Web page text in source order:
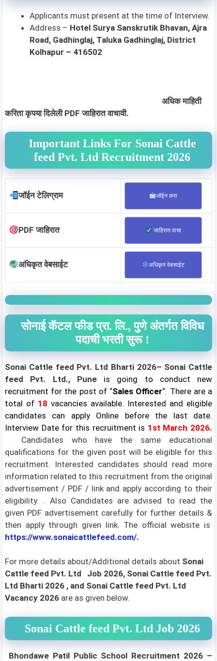
Applicants must present at the time of Interview.
Address – Hotel Surya Sanskrutik Bhavan, Ajra
Road, Gadhinglaj, Taluka Gadhinglaj, District
Kolhapur – 416502
अधिक माहिती
करिता कृपया दिलेली PDF जाहिरात वाचावी.
Important Links For Sonai Cattle
feed Pvt. Ltd Recruitment 2026
जॉईन टेलिग्राम जॉईन करा
PDF जाहिरात जाहिरात वाचा
अधिकृत वेबसाईट अधिकृत वेबसाईट
सोनाई कॅटल फीड प्रा. लि., पुणे अंतर्गत विविध
पदाची भरती सुरू !
Sonai Cattle feed Pvt. Ltd Bharti 2026– Sonai Cattle
feed Pvt. Ltd., Puneis going to conduct new
recruitment for the post of “Sales Officer“. There are a
total of 18 vacancies available. Interested and eligible
candidates can apply Online before the last date.
Interview Date for this recruitment is 1st March 2026.
Candidates who have the same educational
qualifications for the given post will be eligible for this
recruitment. Interested candidates should read more
information related to this recruitment from the original
advertisement / PDF / link and apply according to their
eligibility. . Also Candidates are advised to read the
given PDF advertisement carefully for further details &
then apply through given link. The official website is
https://www.sonaicattlefeed.com/.
For more details about/Additional details about Sonai
Cattle feed Pvt. Ltd
Job 2026, Sonai Cattle feed Pvt.
Ltd Bharti 2026 , and Sonai Cattle feed Pvt. Ltd
Vacancy 2026 are as given below.
Sonai Cattle feed Pvt. Ltd Job 2026
Bhondawe Patil Public School Recruitment 2026 –